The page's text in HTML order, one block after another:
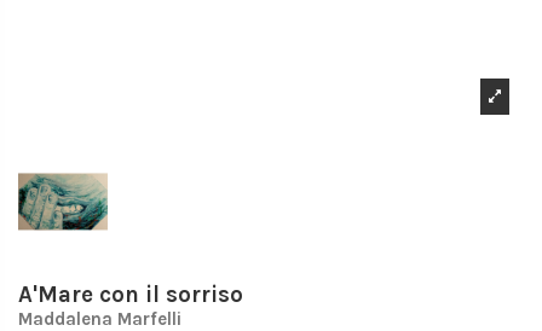
A'Mare con il sorriso
Maddalena Marfelli